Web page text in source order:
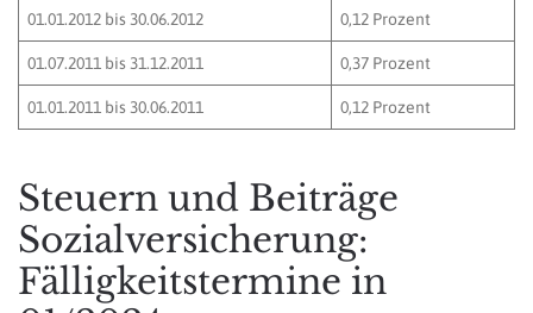
01.01.2012 bis 30.06.2012 0,12 Prozent
01.07.2011 bis 31.12.2011 0,37 Prozent
01.01.2011 bis 30.06.2011 0,12 Prozent
Steuern und Beiträge
Sozialversicherung:
Fälligkeitstermine in